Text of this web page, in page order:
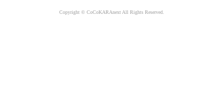
Copyright © CoCoKARAnext All Rights Reserved.